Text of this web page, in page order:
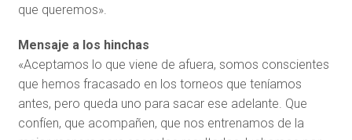
que queremos».
Mensaje a los hinchas
«Aceptamos lo que viene de afuera, somos conscientes
que hemos fracasado en los torneos que teníamos
antes, pero queda uno para sacar ese adelante. Que
confíen, que acompañen, que nos entrenamos de la